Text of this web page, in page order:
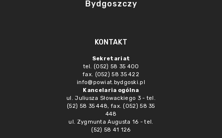
Bydgoszczy
KONTAKT
Sekretariat
tel. (052) 58 35 400
fax. (052) 58 35 422
info@powiat.bydgoski.pl
Kancelaria ogólna
ul. Juliusza Słowackiego 3 - tel.
(52) 58 35 448, fax. (052) 58 35
448
ul. Zygmunta Augusta 16 - tel.
(52) 58 41 126